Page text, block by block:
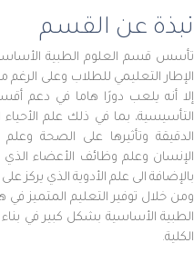
نبذة عن القسم
الإطار التعليمي للطلاب وعلى
إلا أنه يلعب دورًا هاما في دعم
التأسيسية، بما في ذلك علم الأحياء
الدقيقة وتأثيرها على الصحة
الإنسان وعلم وظائف الأعضاء
بالإضافة الى علم الأدوية الذي يركز
ومن خلال توفير التعليم المتميز
الطبية الأساسية بشكل كبير في
الكلية.